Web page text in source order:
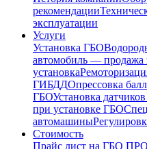
рекомендации
эксплуатации
Услуги
Установка ГБО
автомобиль — продажа
установка
ГИБДДОпрессовка
ГБОУстановка
при установке ГБО
автомашины
Стоимость
Прайс лист на ГБО